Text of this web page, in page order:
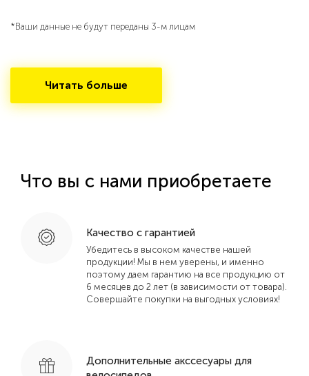
*Ваши данные не будут переданы 3-м лицам
Читать больше
Что вы с нами приобретаете
Качество с гарантией
Убедитесь в высоком качестве нашей
продукции! Мы в нем уверены, и именно
поэтому даем гарантию на все продукцию от
6 месяцев до 2 лет (в зависимости от товара).
Совершайте покупки на выгодных условиях!
Дополнительные акссесуары для